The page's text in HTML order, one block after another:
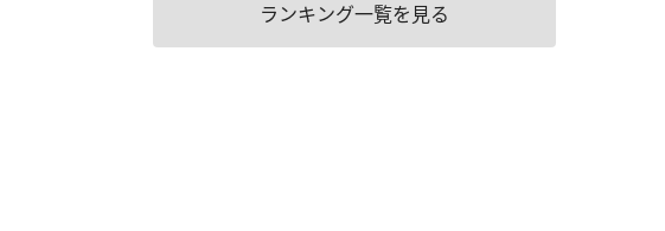
ランキング一覧を見る